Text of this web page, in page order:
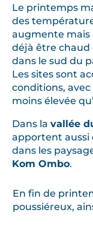
Le printemps
des
augmente mais
déjà être
dans le sud du
Les sites sont
conditions,
moins élevée
Dans la vallée
apportent aussi
dans les
Kom Ombo.
En fin de
poussiéreux,